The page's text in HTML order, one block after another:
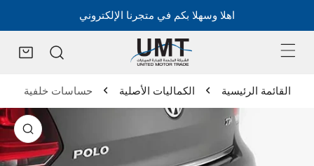
اهلا وسهلا بكم في متجرنا الإلكتروني
القائمة الرئيسية الكماليات الأصلية حساسات خلفية